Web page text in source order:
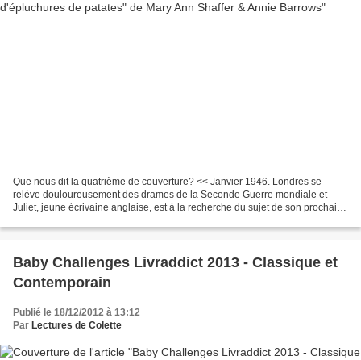
Que nous dit la quatrième de couverture? << Janvier 1946. Londres se
relève douloureusement des drames de la Seconde Guerre mondiale et
Juliet, jeune écrivaine anglaise, est à la recherche du sujet de son prochain
Baby Challenges Livraddict 2013 - Classique et
Contemporain
Publié le 18/12/2012 à 13:12
Par Lectures de Colette